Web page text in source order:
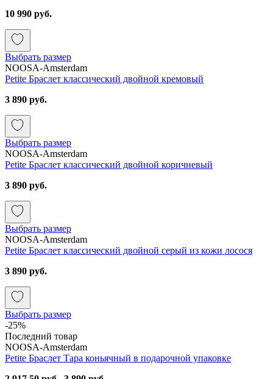
10 990 руб.
Выбрать размер
NOOSA-Amsterdam
Petite Браслет классический двойной кремовый
3 890 руб.
Выбрать размер
NOOSA-Amsterdam
Petite Браслет классический двойной коричневый
3 890 руб.
Выбрать размер
NOOSA-Amsterdam
Petite Браслет классический двойной серый из кожи лосося
3 890 руб.
Выбрать размер
-25%
Последний товар
NOOSA-Amsterdam
Petite Браслет Тара коньячный в подарочной упаковке